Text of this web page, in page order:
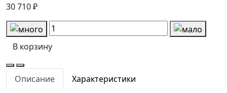
30 710 ₽
В корзину
Описание
Характеристики